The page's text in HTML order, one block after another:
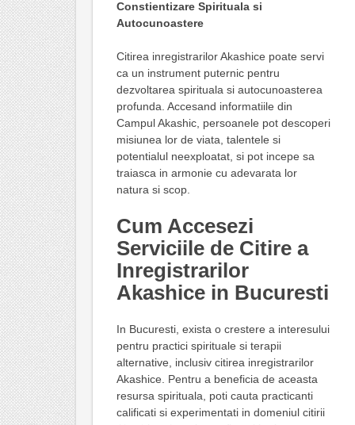
Constientizare Spirituala si
Autocunoastere
Citirea inregistrarilor Akashice poate servi
ca un instrument puternic pentru
dezvoltarea spirituala si autocunoasterea
profunda. Accesand informatiile din
Campul Akashic, persoanele pot descoperi
misiunea lor de viata, talentele si
potentialul neexploatat, si pot incepe sa
traiasca in armonie cu adevarata lor
natura si scop.
Cum Accesezi
Serviciile de Citire a
Inregistrarilor
Akashice in Bucuresti
In Bucuresti, exista o crestere a interesului
pentru practici spirituale si terapii
alternative, inclusiv citirea inregistrarilor
Akashice. Pentru a beneficia de aceasta
resursa spirituala, poti cauta practicanti
calificati si experimentati in domeniul citirii